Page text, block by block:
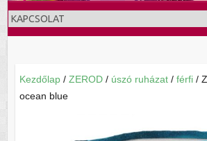
Kezdőlap/ ZEROD/ úszó ruházat/ férfi/
ocean blue